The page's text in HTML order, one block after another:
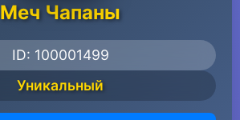
Меч Чапаны
ID: 100001499
Уникальный